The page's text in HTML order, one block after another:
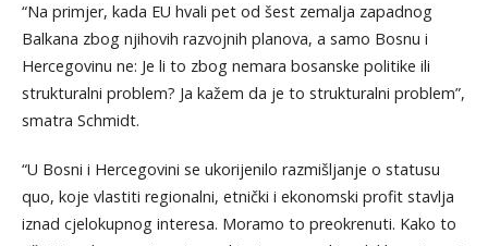
“Na primjer, kada EU hvali pet od šest zemalja zapadnog
Balkana zbog njihovih razvojnih planova, a samo Bosnu i
Hercegovinu ne: Je li to zbog nemara bosanske politike ili
strukturalni problem? Ja kažem da je to strukturalni problem”,
smatra Schmidt.
“U Bosni i Hercegovini se ukorijenilo razmišljanje o statusu
quo, koje vlastiti regionalni, etnički i ekonomski profit stavlja
iznad cjelokupnog interesa. Moramo to preokrenuti. Kako to